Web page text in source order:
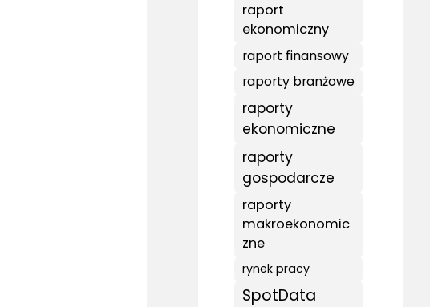
raport
ekonomiczny
raport finansowy
raporty branżowe
raporty
ekonomiczne
raporty
gospodarcze
raporty
makroekonomic
zne
rynek pracy
SpotData